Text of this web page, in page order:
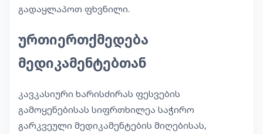
გადაყლაპოთ ფხვნილი.
ურთიერთქმედება
მედიკამენტებთან
კავკასიური ხარისძირას ფესვების
გამოყენებისას სიფრთხილეა საჭირო
გარკვეული მედიკამენტების მიღებისას,